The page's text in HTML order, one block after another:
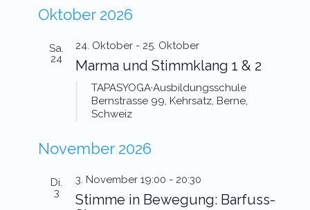
Oktober 2026
Sa.
24
Marma und Stimmklang 1 & 2
24. Oktober- 25. Oktober
TAPASYOGA·Ausbildungsschule
Bernstrasse 99, Kehrsatz, Berne,
Schweiz
November 2026
Di.
3
Stimme in Bewegung: Barfuss-
3. November 19:00 - 20:30